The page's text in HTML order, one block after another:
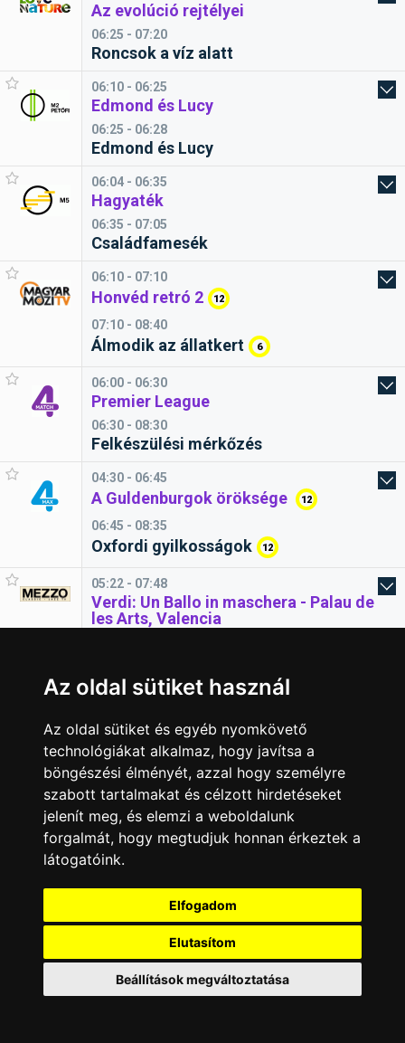
Az evolúció rejtélyei
06:25 - 07:20
Roncsok a víz alatt
06:10 - 06:25
Edmond és Lucy
06:25 - 06:28
Edmond és Lucy
06:04 - 06:35
Hagyaték
06:35 - 07:05
Családfamesék
06:10 - 07:10
Honvéd retró 2 12
07:10 - 08:40
Álmodik az állatkert 6
06:00 - 06:30
Premier League
06:30 - 08:30
Felkészülési mérkőzés
04:30 - 06:45
A Guldenburgok öröksége 12
06:45 - 08:35
Oxfordi gyilkosságok 12
05:22 - 07:48
Verdi: Un Ballo in maschera - Palau de
les Arts, Valencia
Roberto Negro
Jacob Collier - Jazzopen Stuttgart
07:19 - 08:16
Yom & Théo and Valentin Ceccaldi -
Jazz a Porquerolles
06:10 - 06:30
Zoom, a fehér delfin
06:30 - 06:40
Belgian Rally Championship 2026
06:35 - 07:30
NZ Rally Championship 2026
Az oldal sütiket használ
Az oldal sütiket és egyéb nyomkövető
technológiákat alkalmaz, hogy javítsa a
böngészési élményét, azzal hogy személyre
szabott tartalmakat és célzott hirdetéseket
jelenít meg, és elemzi a weboldalunk
forgalmát, hogy megtudjuk honnan érkeztek a
látogatóink.
Elfogadom
Elutasítom
Beállítások megváltoztatása